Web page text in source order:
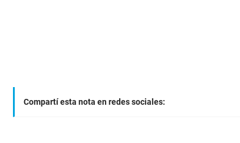
Compartí esta nota en redes sociales: